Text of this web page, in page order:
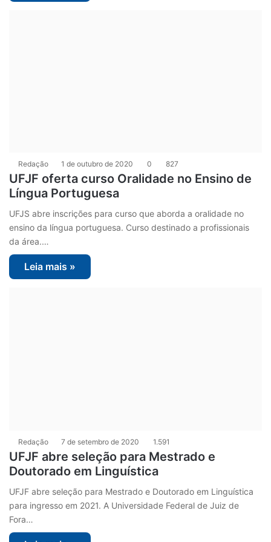
Redação 1 de outubro de 2020 0 827
UFJF oferta curso Oralidade no Ensino de
Língua Portuguesa
UFJS abre inscrições para curso que aborda a oralidade no
ensino da língua portuguesa. Curso destinado a profissionais
da área.…
Leia mais »
Redação 7 de setembro de 2020 1.591
UFJF abre seleção para Mestrado e
Doutorado em Linguística
UFJF abre seleção para Mestrado e Doutorado em Linguística
para ingresso em 2021. A Universidade Federal de Juiz de
Fora…